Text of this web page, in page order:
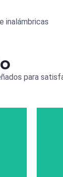
inalámbricas
para